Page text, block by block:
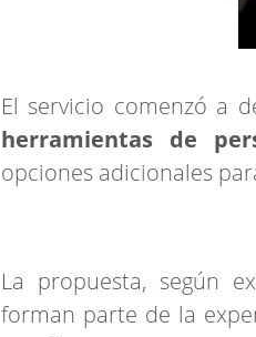
El servicio comenzó a
herramientas de
opciones adicionales
La propuesta, según
forman parte de la